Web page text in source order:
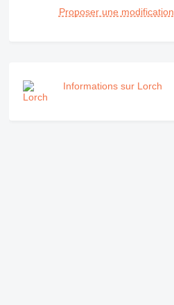
Proposer une modification
Informations sur Lorch